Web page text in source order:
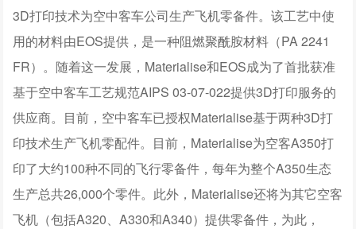
3D打印技术为空中客车公司生产飞机零备件。该工艺中使
用的材料由EOS提供，是一种阻燃聚酰胺材料（PA 2241
FR）。随着这一发展，Materialise和EOS成为了首批获准
基于空中客车工艺规范AIPS 03-07-022提供3D打印服务的
供应商。目前，空中客车已授权Materialise基于两种3D打
印技术生产飞机零配件。目前，Materialise为空客A350打
印了大约100种不同的飞行零备件，每年为整个A350生态
生产总共26,000个零件。此外，Materialise还将为其它空客
飞机（包括A320、A330和A340）提供零备件，为此，